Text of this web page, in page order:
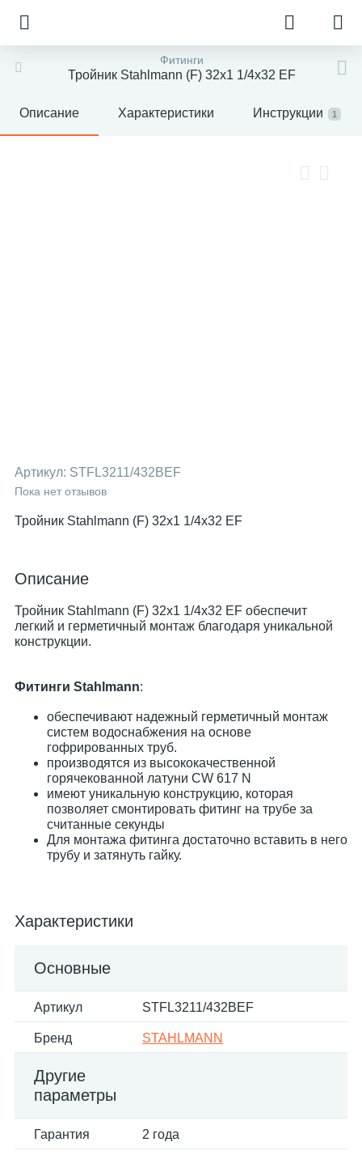
Фитинги
Тройник Stahlmann (F) 32х1 1/4х32 EF
Описание Характеристики Инструкции 1
Артикул: STFL3211/432BEF
Пока нет отзывов
Тройник Stahlmann (F) 32x1 1/4x32 EF
Описание
Тройник Stahlmann (F) 32х1 1/4х32 EF обеспечит
легкий и герметичный монтаж благодаря уникальной
конструкции.
Фитинги Stahlmann:
обеспечивают надежный герметичный монтаж
систем водоснабжения на основе
гофрированных труб.
производятся из высококачественной
горячекованной латуни CW 617 N
имеют уникальную конструкцию, которая
позволяет смонтировать фитинг на трубе за
считанные секунды
Для монтажа фитинга достаточно вставить в него
трубу и затянуть гайку.
Характеристики
Основные
Артикул STFL3211/432BEF
Бренд STAHLMANN
Другие
параметры
Гарантия 2 года